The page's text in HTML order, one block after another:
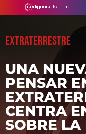
EXTRATERRESTRE
UNA
PENSAR
CENTRA
SOBRE